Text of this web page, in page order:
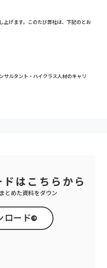
上げます。このたび弊社は、下記のとお
サルタント・ハイクラス人材のキャリ
は こちらから
とめた資料をダウン
ロード